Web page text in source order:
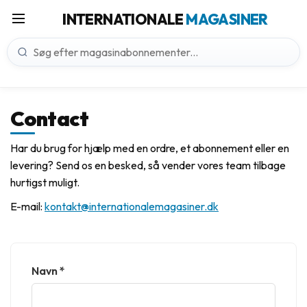
INTERNATIONALEMAGASINER
Contact
Har du brug for hjælp med en ordre, et abonnement eller en
levering? Send os en besked, så vender vores team tilbage
hurtigst muligt.
E-mail: kontakt@internationalemagasiner.dk
Navn*